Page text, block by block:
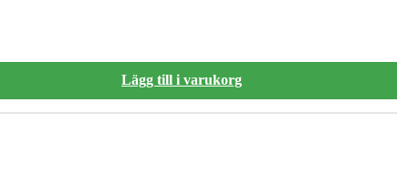
Lägg till i varukorg